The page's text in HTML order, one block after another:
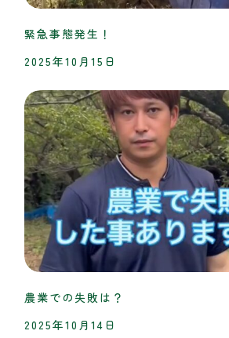
緊急事態発生！
2025年10月15日
農業での失敗は？
2025年10月14日